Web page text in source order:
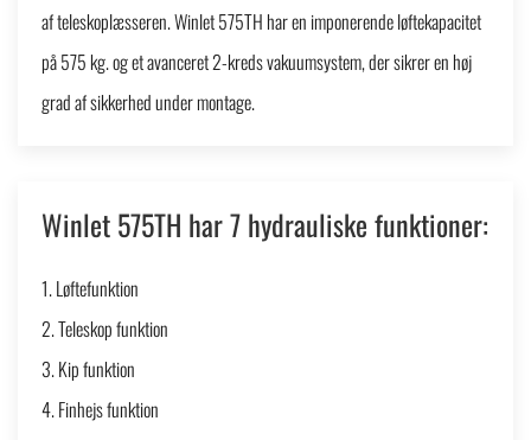
af teleskoplæsseren. Winlet 575TH har en imponerende løftekapacitet
på 575 kg. og et avanceret 2-kreds vakuumsystem, der sikrer en høj
grad af sikkerhed under montage.
Winlet 575TH har 7 hydrauliske funktioner:
1. Løftefunktion
2. Teleskop funktion
3. Kip funktion
4. Finhejs funktion